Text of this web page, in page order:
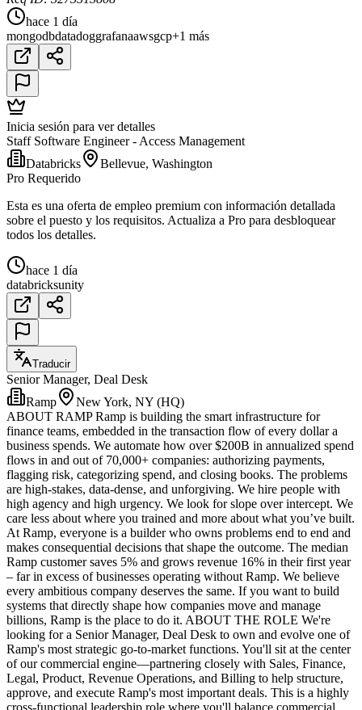
hace 1 día
mongodbdatadoggrafanaawsgcp+1 más
Inicia sesión para ver detalles
Staff Software Engineer - Access Management
Databricks
Bellevue, Washington
Pro Requerido
Esta es una oferta de empleo premium con información detallada
sobre el puesto y los requisitos. Actualiza a Pro para desbloquear
todos los detalles.
hace 1 día
databricksunity
Traducir
Senior Manager, Deal Desk
Ramp
New York, NY (HQ)
ABOUT RAMP Ramp is building the smart infrastructure for
finance teams, embedded in the transaction flow of every dollar a
business spends. We automate how over $200B in annualized spend
flows in and out of 70,000+ companies: authorizing payments,
flagging risk, categorizing spend, and closing books. The problems
are high-stakes, data-dense, and unforgiving. We hire people with
high agency and high urgency. We look for slope over intercept. We
care less about where you trained and more about what you’ve built.
At Ramp, everyone is a builder who owns problems end to end and
makes consequential decisions that shape the outcome. The median
Ramp customer saves 5% and grows revenue 16% in their first year
– far in excess of businesses operating without Ramp. We believe
every ambitious company deserves the same. If you want to build
systems that directly shape how companies move and manage
billions, Ramp is the place to do it. ABOUT THE ROLE We're
looking for a Senior Manager, Deal Desk to own and evolve one of
Ramp's most strategic go-to-market functions. You'll sit at the center
of our commercial engine—partnering closely with Sales, Finance,
Legal, Product, Revenue Operations, and Billing to help structure,
approve, and execute Ramp's most important deals. This is a highly
cross-functional leadership role where you'll balance commercial